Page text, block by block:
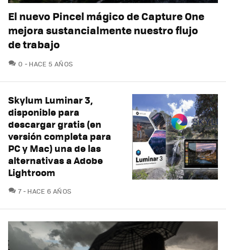
El nuevo Pincel mágico de Capture One
mejora sustancialmente nuestro flujo
de trabajo
0 COMENTARIOS
HACE 5 AÑOS
Skylum Luminar 3,
disponible para
descargar gratis (en
versión completa para
PC y Mac) una de las
alternativas a Adobe
Lightroom
7COMENTARIOS
HACE 6 AÑOS